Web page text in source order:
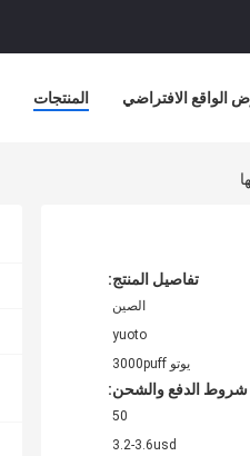
المنتجات الواقع الافتراضي
تفاصيل المنتج:
الصين
yuoto
يوتو 3000puff
شروط الدفع والشحن:
50
3.2-3.6usd